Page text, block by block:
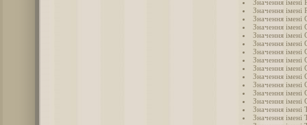
Значення імені
Значення імені
Значення імені
Значення імені
Значення імені
Значення імені
Значення імені
Значення імені
Значення імені
Значення імені
Значення імені
Значення імені
Значення імені
Значення імені
Значення імені